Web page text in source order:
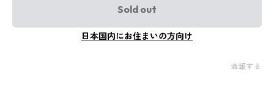
Sold out
日本国内にお住まいの方向け
通報する